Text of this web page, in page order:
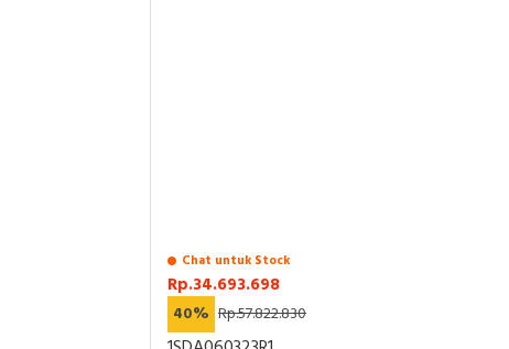
Chat untuk Stock
Rp.34.693.698
40% Rp.57.822.830